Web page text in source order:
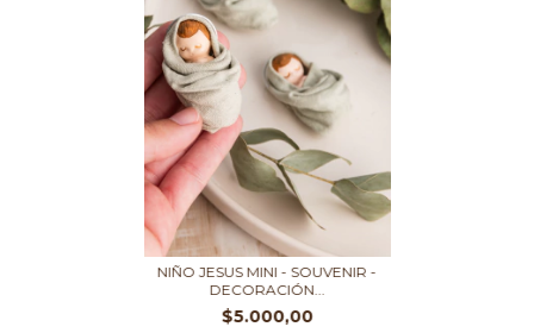
NIÑO JESUS MINI - SOUVENIR -
DECORACIÓN...
$5.000,00